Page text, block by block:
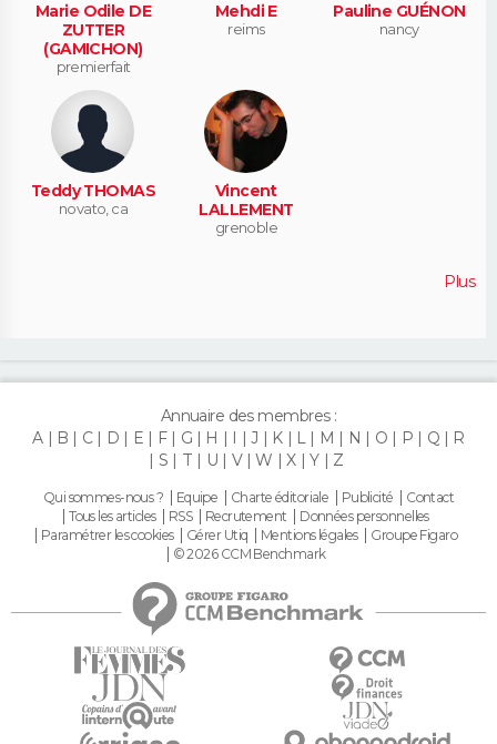
Marie Odile DE
ZUTTER
(GAMICHON)
premierfait
Mehdi E
reims
Pauline GUÉNON
nancy
Teddy THOMAS
novato, ca
Vincent
LALLEMENT
grenoble
Plus
Annuaire des membres :
A
B C D E F G H I J K L M N O P Q
R
S
T U V W X Y Z
Qui sommes-nous ? Equipe Charte éditoriale Publicité
Contact
Tous les articles
RSS Recrutement
Données personnelles
Paramétrer les cookies
Gérer Utiq Mentions légales
Groupe Figaro
© 2026 CCM Benchmark